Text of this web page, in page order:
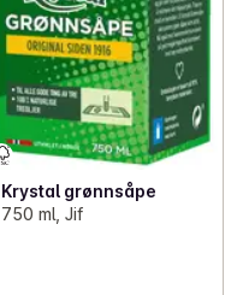
Krystal grønnsåpe
750 ml, Jif